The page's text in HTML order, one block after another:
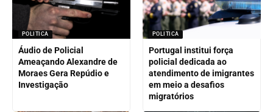
POLITICA
Áudio de Policial
Ameaçando Alexandre de
Moraes Gera Repúdio e
Investigação
POLITICA
Portugal institui força
policial dedicada ao
atendimento de imigrantes
em meio a desafios
migratórios